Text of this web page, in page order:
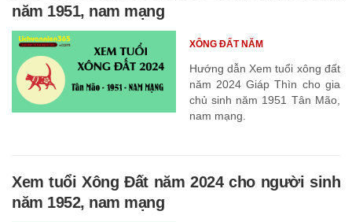
năm 1951, nam mạng
Hướng dẫn Xem tuổi xông đất
năm 2024 Giáp Thìn cho gia
chủ sinh năm 1951 Tân Mão,
nam mạng.
XÔNG ĐẤT NĂM
Xem tuổi Xông Đất năm 2024 cho người sinh
năm 1952, nam mạng